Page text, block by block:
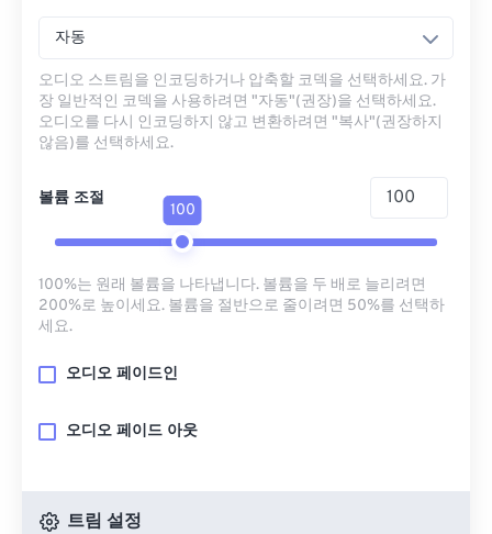
자동
오디오 스트림을 인코딩하거나 압축할 코덱을 선택하세요. 가
장 일반적인 코덱을 사용하려면 "자동"(권장)을 선택하세요.
오디오를 다시 인코딩하지 않고 변환하려면 "복사"(권장하지
않음)를 선택하세요.
볼륨 조절
100
100%는 원래 볼륨을 나타냅니다. 볼륨을 두 배로 늘리려면
200%로 높이세요. 볼륨을 절반으로 줄이려면 50%를 선택하
세요.
오디오 페이드인
오디오 페이드 아웃
트림 설정